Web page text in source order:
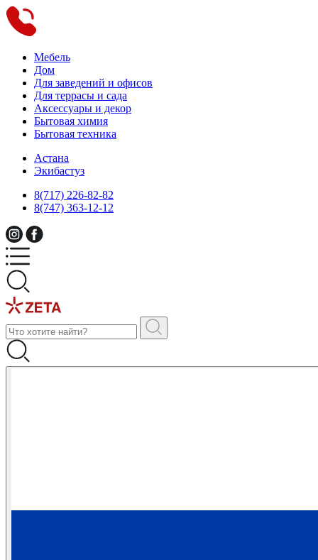
Мебель
Дом
Для заведений и офисов
Для террасы и сада
Аксессуары и декор
Бытовая химия
Бытовая техника
Астана
Экибастуз
8(717) 226-82-82
8(747) 363-12-12